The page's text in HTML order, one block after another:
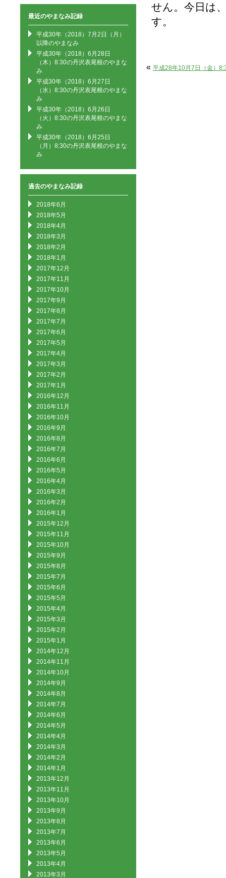
最近のやまなみ記録
平成30年（2018）7月2日（月）
以降のやまなみ
平成30年（2018）6月28日
（木）8:30の丹沢表尾根のやまな
み
平成30年（2018）6月27日
（水）8:30の丹沢表尾根のやまな
み
平成30年（2018）6月26日
（火）8:30の丹沢表尾根のやまな
み
平成30年（2018）6月25日
（月）8:30の丹沢表尾根のやまな
み
過去のやまなみ記録
2018年6月
2018年5月
2018年4月
2018年3月
2018年2月
2018年1月
2017年12月
2017年11月
2017年10月
2017年9月
2017年8月
2017年7月
2017年6月
2017年5月
2017年4月
2017年3月
2017年2月
2017年1月
2016年12月
2016年11月
2016年10月
2016年9月
2016年8月
2016年7月
2016年6月
2016年5月
2016年4月
2016年3月
2016年2月
2016年1月
2015年12月
2015年11月
2015年10月
2015年9月
2015年8月
2015年7月
2015年6月
2015年5月
2015年4月
2015年3月
2015年2月
2015年1月
2014年12月
2014年11月
2014年10月
2014年9月
2014年8月
2014年7月
2014年6月
2014年5月
2014年4月
2014年3月
2014年2月
2014年1月
2013年12月
2013年11月
2013年10月
2013年9月
2013年8月
2013年7月
2013年6月
2013年5月
2013年4月
2013年3月
せん。今日は
す。
« 平成28年10月7日（金）